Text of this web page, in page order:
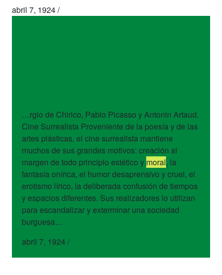
abril 7, 1924/
…rgio de Chirico, Pablo Picasso y Antonin Artaud.
Cine Surrealista Proveniente de la poesía y de las
artes plásticas, el cine surrealista mantiene
muchos de sus grandes motivos: creación al
margen de todo principio estético y moral, la
fantasía onírica, el humor desaprensivo y cruel, el
erotismo lírico, la deliberada confusión de tiempos
y espacios diferentes. Sus realizadores lo utilizan
para escandalizar y exterminar una sociedad
burguesa…
abril 7, 1924/